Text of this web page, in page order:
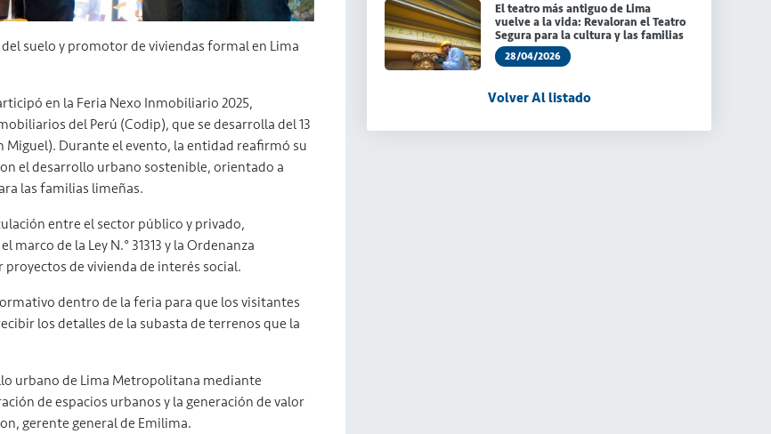
suelo y promotor de viviendas formal en Lima
en la Feria Nexo Inmobiliario 2025,
del Perú (Codip), que se desarrolla del 13
Miguel). Durante el evento, la entidad reafirmó su
el desarrollo urbano sostenible, orientado a
las familias limeñas.
entre el sector público y privado,
de la Ley N.° 31313 y la Ordenanza
de vivienda de interés social.
dentro de la feria para que los visitantes
los detalles de la subasta de terrenos que la
urbano de Lima Metropolitana mediante
de espacios urbanos y la generación de valor
gerente general de Emilima.
El teatro más antiguo de Lima
vuelve a la vida: Revaloran el Teatro
Segura para la cultura y las familias
28/04/2026
Volver Al listado